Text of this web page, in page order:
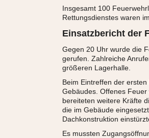
Insgesamt 100
Rettungsdienstes waren
Einsatzbericht der
Gegen 20 Uhr wurde die
gerufen. Zahlreiche
größeren Lagerhalle.
Beim Eintreffen der
Gebäudes. Offenes
bereiteten weitere Kräfte
die im Gebäude
Dachkonstruktion
Es mussten